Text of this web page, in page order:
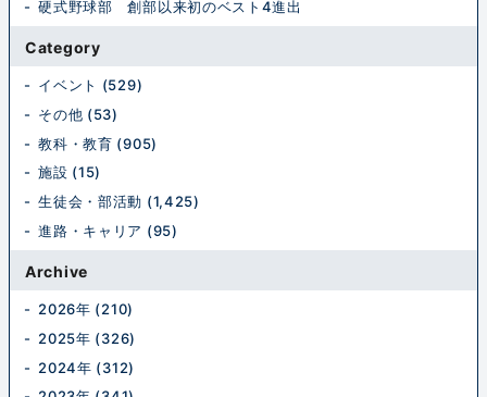
硬式野球部 創部以来初のベスト4進出
Category
イベント (529)
その他 (53)
教科・教育 (905)
施設 (15)
生徒会・部活動 (1,425)
進路・キャリア (95)
Archive
2026年 (210)
2025年 (326)
2024年 (312)